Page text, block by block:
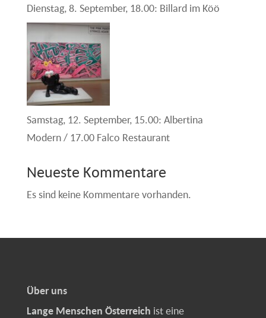
Dienstag, 8. September, 18.00: Billard im Köö
Samstag, 12. September, 15.00: Albertina
Modern / 17.00 Falco Restaurant
Neueste Kommentare
Es sind keine Kommentare vorhanden.
Über uns
Lange Menschen Österreich ist eine